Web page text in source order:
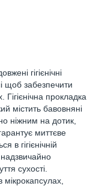
гігієнічні
щоб забезпечити
прокладка
містить бавовняні
ніжним на дотик,
миттєве
в гігієнічній
сухості.